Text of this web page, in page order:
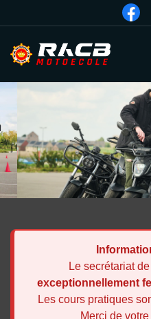
Le secrétariat
exceptionnellement
Les cours pratiques
Merci de